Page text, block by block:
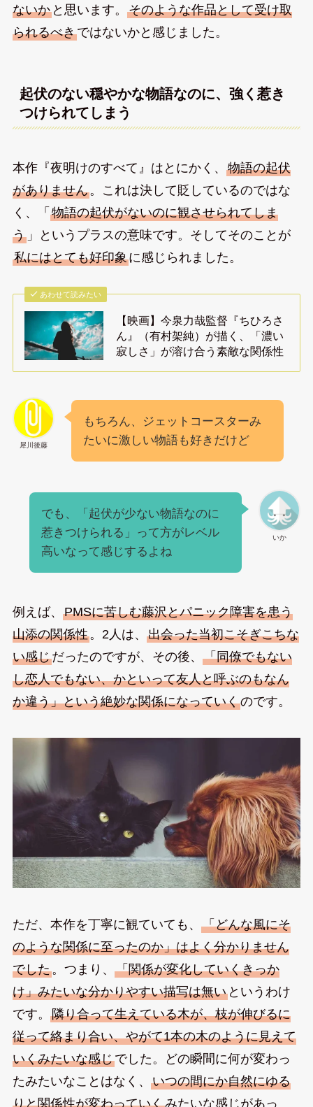
ないかと思います。 そのような作品として受け取
られるべきではないかと感じました。
起伏のない穏やかな物語なのに、強く惹き
つけられてしまう
本作『夜明けのすべて』はとにかく、 物語の起伏
がありません。これは決して貶しているのではな
く、「 物語の起伏がないのに観させられてしま
う」というプラスの意味です。そしてそのことが
私にはとても好印象に感じられました。
あわせて読みたい
【映画】今泉力哉監督『ちひろさ
ん』（有村架純）が描く、「濃い
寂しさ」が溶け合う素敵な関係性
犀川後藤
もちろん、ジェットコースターみ
たいに激しい物語も好きだけど
いか
でも、「起伏が少ない物語なのに
惹きつけられる」って方がレベル
高いなって感じするよね
例えば、 PMSに苦しむ藤沢とパニック障害を患う
山添の関係性。2人は、 出会った当初こそぎこちな
い感じだったのですが、その後、 「同僚でもない
し恋人でもない、かといって友人と呼ぶのもなん
か違う」という絶妙な関係になっていくのです。
ただ、本作を丁寧に観ていても、 「どんな風にそ
のような関係に至ったのか」はよく分かりません
でした。つまり、 「関係が変化していくきっか
け」みたいな分かりやすい描写は無いというわけ
です。 隣り合って生えている木が、枝が伸びるに
従って絡まり合い、やがて1本の木のように見えて
いくみたいな感じでした。どの瞬間に何が変わっ
たみたいなことはなく、 いつの間にか自然にゆる
りと関係性が変わっていくみたいな感じがあっ